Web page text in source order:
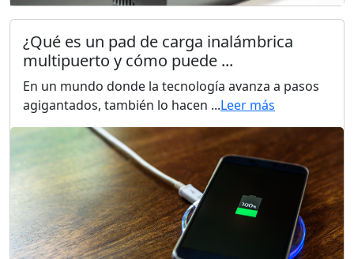
¿Qué es un pad de carga inalámbrica
multipuerto y cómo puede ...
En un mundo donde la tecnología avanza a pasos
agigantados, también lo hacen ...Leer más